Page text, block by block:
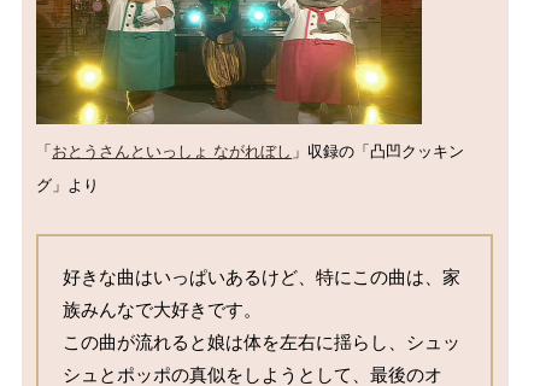
「おとうさんといっしょ ながれぼし 」収録の「凸凹クッキン
グ」より
好きな曲はいっぱいあるけど、特にこの曲は、家
族みんなで大好きです。
この曲が流れると娘は体を左右に揺らし、シュッ
シュとポッポの真似をしようとして、最後のオ